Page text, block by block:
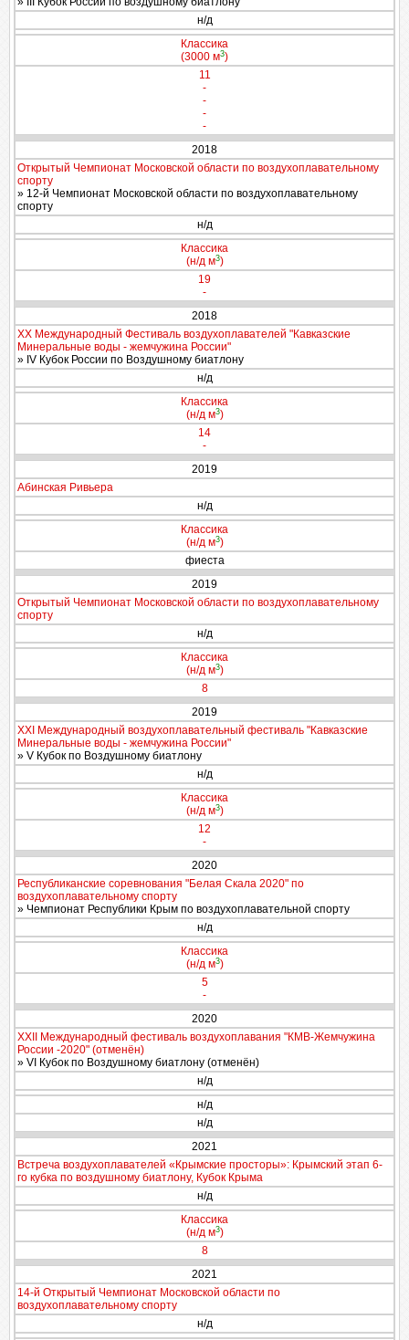
н/д
Классика
(3000 м3)
11
-
-
-
-
2018
Открытый Чемпионат Московской области по воздухоплавательному
спорту
» 12-й Чемпионат Московской области по воздухоплавательному
спорту
н/д
Классика
(н/д м3)
19
-
2018
XX Международный Фестиваль воздухоплавателей "Кавказские
Минеральные воды - жемчужина России"
» IV Кубок России по Воздушному биатлону
н/д
Классика
(н/д м3)
14
-
2019
Абинская Ривьера
н/д
Классика
(н/д м3)
фиеста
2019
Открытый Чемпионат Московской области по воздухоплавательному
спорту
н/д
Классика
(н/д м3)
8
2019
XXI Международный воздухоплавательный фестиваль "Кавказские
Минеральные воды - жемчужина России"
» V Кубок по Воздушному биатлону
н/д
Классика
(н/д м3)
12
-
2020
Республиканские соревнования "Белая Скала 2020" по
воздухоплавательному спорту
» Чемпионат Республики Крым по воздухоплавательной спорту
н/д
Классика
(н/д м3)
5
-
2020
XXII Международный фестиваль воздухоплавания "КМВ-Жемчужина
России -2020" (отменён)
» VI Кубок по Воздушному биатлону (отменён)
н/д
н/д
н/д
2021
Встреча воздухоплавателей «Крымские просторы»: Крымский этап 6-
го кубка по воздушному биатлону, Кубок Крыма
н/д
Классика
(н/д м3)
8
2021
14-й Открытый Чемпионат Московской области по
воздухоплавательному спорту
н/д